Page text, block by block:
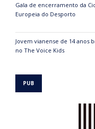
Gala de encerramento da
Europeia do Desporto
Jovem vianense de 14 anos
no The Voice Kids